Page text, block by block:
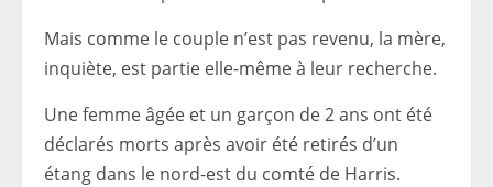
Mais comme le couple n’est pas revenu, la mère,
inquiète, est partie elle-même à leur recherche.
Une femme âgée et un garçon de 2 ans ont été
déclarés morts après avoir été retirés d’un
étang dans le nord-est du comté de Harris.